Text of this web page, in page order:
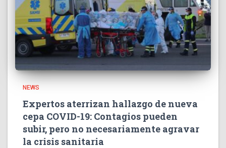
NEWS
Expertos aterrizan hallazgo de nueva
cepa COVID-19: Contagios pueden
subir, pero no necesariamente agravar
la crisis sanitaria